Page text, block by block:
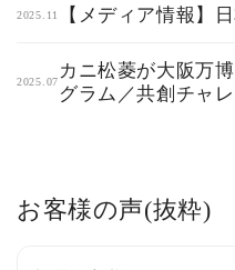
2025.11 【メディア情報】
2025.07
カニ松菱が大阪万
グラム／共創チャ
お客様の声(抜粋)